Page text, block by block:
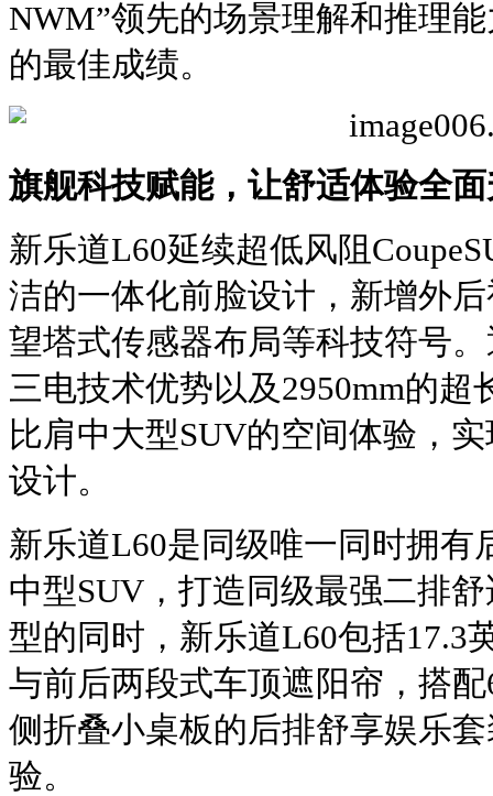
NWM”领先的场景理解和推理
的最佳成绩。
旗舰科技赋能，让舒适体验全
新乐道L60延续超低风阻
洁的一体化前脸设计，新增外
望塔式传感器布局等科技符号
三电技术优势以及2950mm的
比肩中大型SUV的空间体验，
设计。
新乐道L60是同级唯一同时拥有
中型SUV，打造同级最强二排
型的同时，新乐道L60包括17.3
与前后两段式车顶遮阳帘，搭
侧折叠小桌板的后排舒享娱乐
验。